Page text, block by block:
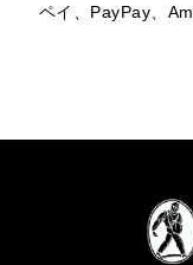
ペイ、PayPay、